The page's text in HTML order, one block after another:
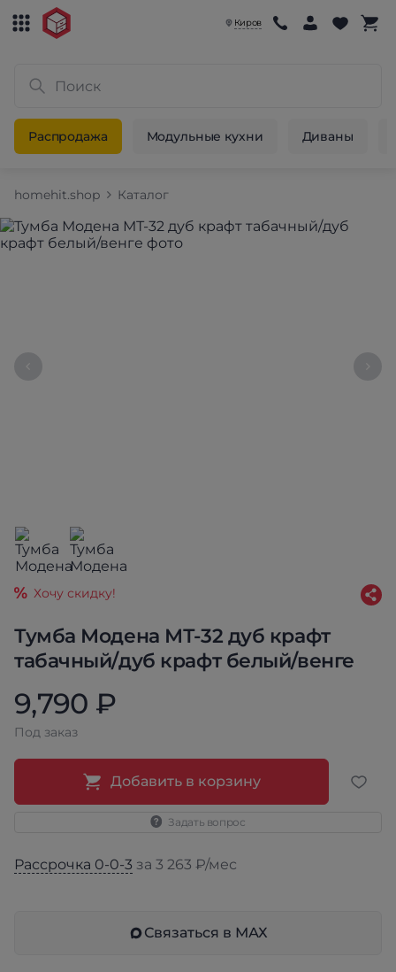
Киров
Распродажа Модульные кухни Диваны
homehit.shop Каталог
Тумба Модена МТ-32 дуб крафт
табачный/дуб крафт белый/венге
Хочу скидку!
9,790 ₽
Под заказ
Добавить в корзину
Задать вопрос
Рассрочка 0-0-3 за 3 263 ₽/мес
Связаться в МАХ